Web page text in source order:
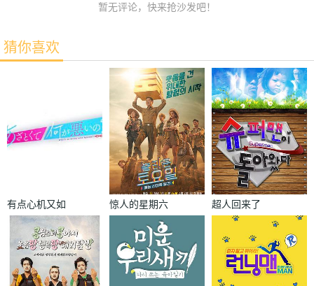
暂无评论，快来抢沙发吧！
猜你喜欢
有点心机又如
惊人的星期六 超人回来了